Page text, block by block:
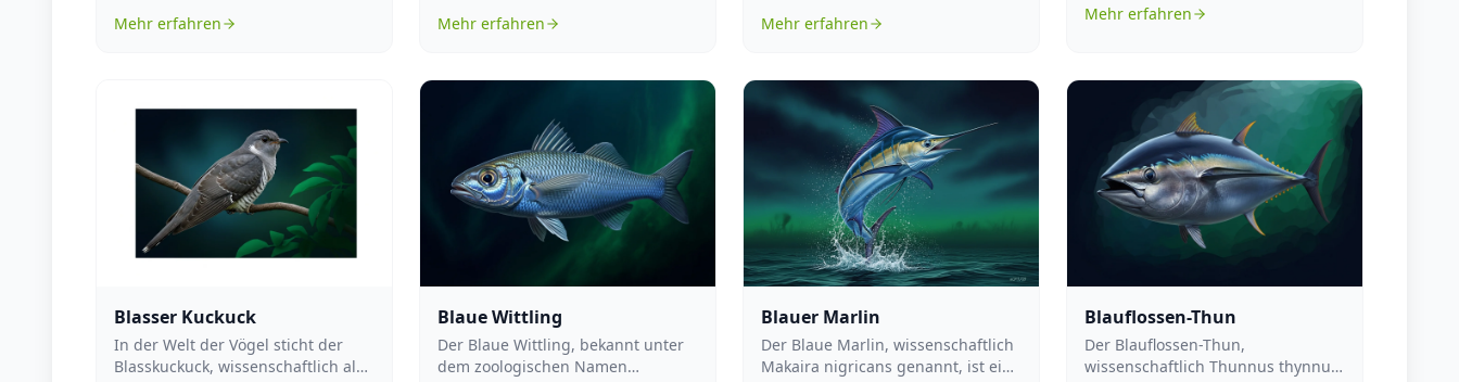
Mehr erfahren
Bar...
Mehr erfahren
allem in den trop...
Mehr erfahren
heimi...
Mehr erfahren
Blasser Kuckuck
In der Welt der Vögel sticht der
Blasskuckuck, wissenschaftlich als
Blaue Wittling
Der Blaue Wittling, bekannt unter
dem zoologischen Namen
Blauer Marlin
Der Blaue Marlin, wissenschaftlich
Makaira nigricans genannt, ist eine
Blauflossen-Thun
Der Blauflossen-Thun,
wissenschaftlich Thunnus thynnus